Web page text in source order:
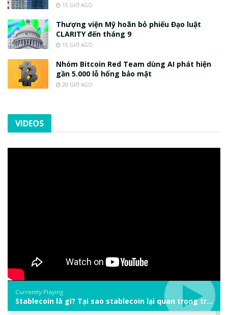
15 GIỜ AGO
Thượng viện Mỹ hoãn bỏ phiếu Đạo luật
CLARITY đến tháng 9
15 GIỜ AGO
Nhóm Bitcoin Red Team dùng AI phát hiện
gần 5.000 lỗ hổng bảo mật
20 GIỜ AGO
VIDEOS
Currently Playing
Stablecoin là gì? Tại sao stablecoin lại quan trọng trong thị trường crypto? | Phổ cập Blockchain